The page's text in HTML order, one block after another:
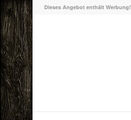
Dieses Angebot enthält Werbung!